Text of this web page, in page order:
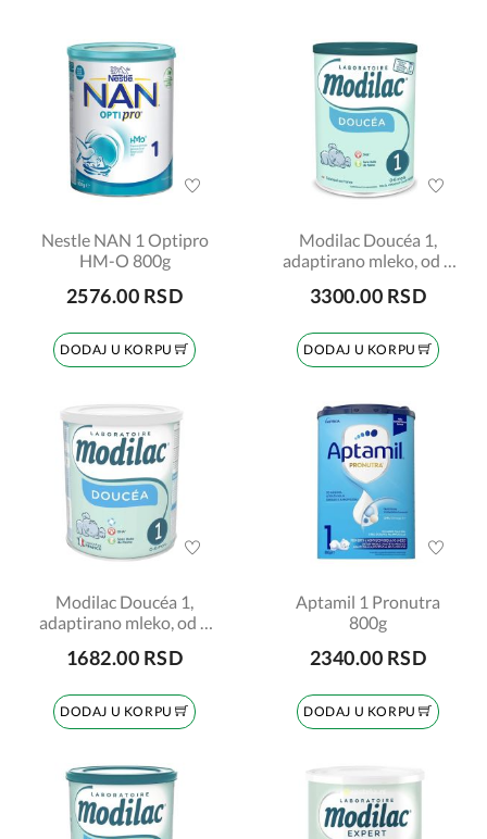
Nestle NAN 1 Optipro
HM-O 800g
2576.00 RSD
DODAJ U KORPU
Modilac Doucéa 1,
adaptirano mleko, od 0
3300.00 RSD
DODAJ U KORPU
Modilac Doucéa 1,
adaptirano mleko, od 0
1682.00 RSD
DODAJ U KORPU
Aptamil 1 Pronutra
800g
2340.00 RSD
DODAJ U KORPU